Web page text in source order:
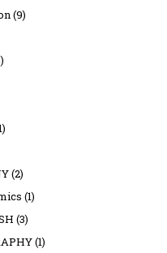
(9)
(2)
(1)
(3)
(1)